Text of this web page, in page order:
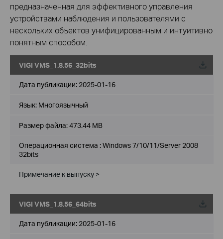
предназначенная для эффективного управления
устройствами наблюдения и пользователями с
нескольких объектов унифицированным и интуитивно
понятным способом.
VIGI VMS_1.8.56_32bits
Дата публикации: 2025-01-16
Язык: Многоязычный
Размер файла:473.44 MB
Операционная система : Windows 7/10/11/Server 2008
32bits
Примечание к выпуску >
VIGI VMS_1.8.56_64bits
Дата публикации: 2025-01-16